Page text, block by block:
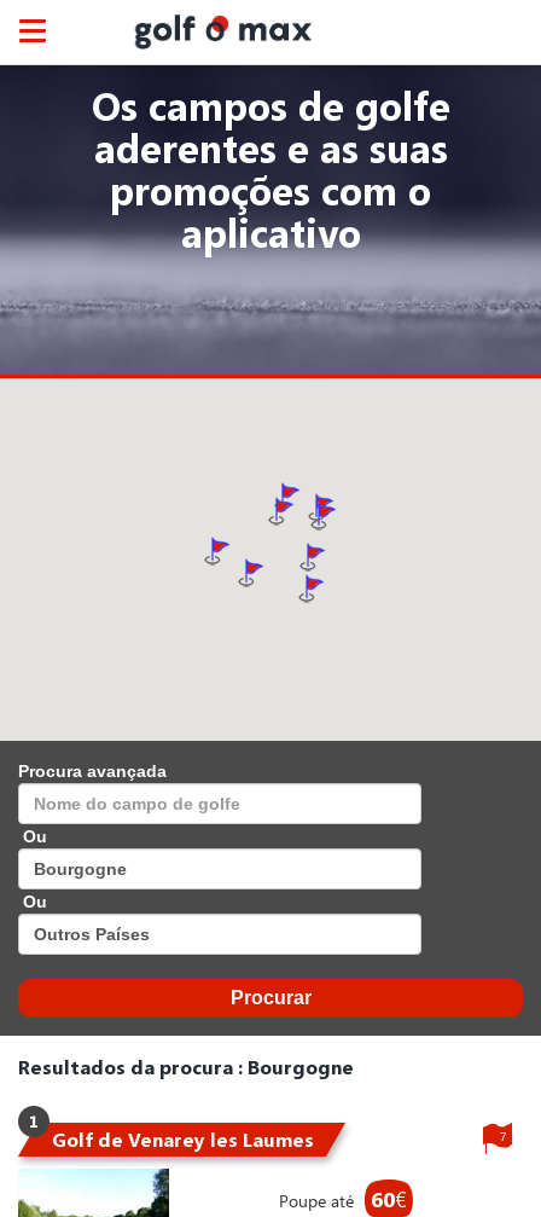
Toggle
Os campos de golfe
aderentes e as suas
promoções com o
aplicativo
Procura avançada
Ou
Ou
Resultados da procura : Bourgogne
1
Golf de Venarey les Laumes
Poupe até 60€
7
Painel de Gerenciamento de Cookies